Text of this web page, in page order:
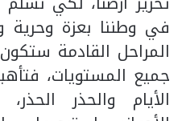
في وطننا بعزة وحرية
المراحل القادمة
جميع المستويات،
الأيام والحذر